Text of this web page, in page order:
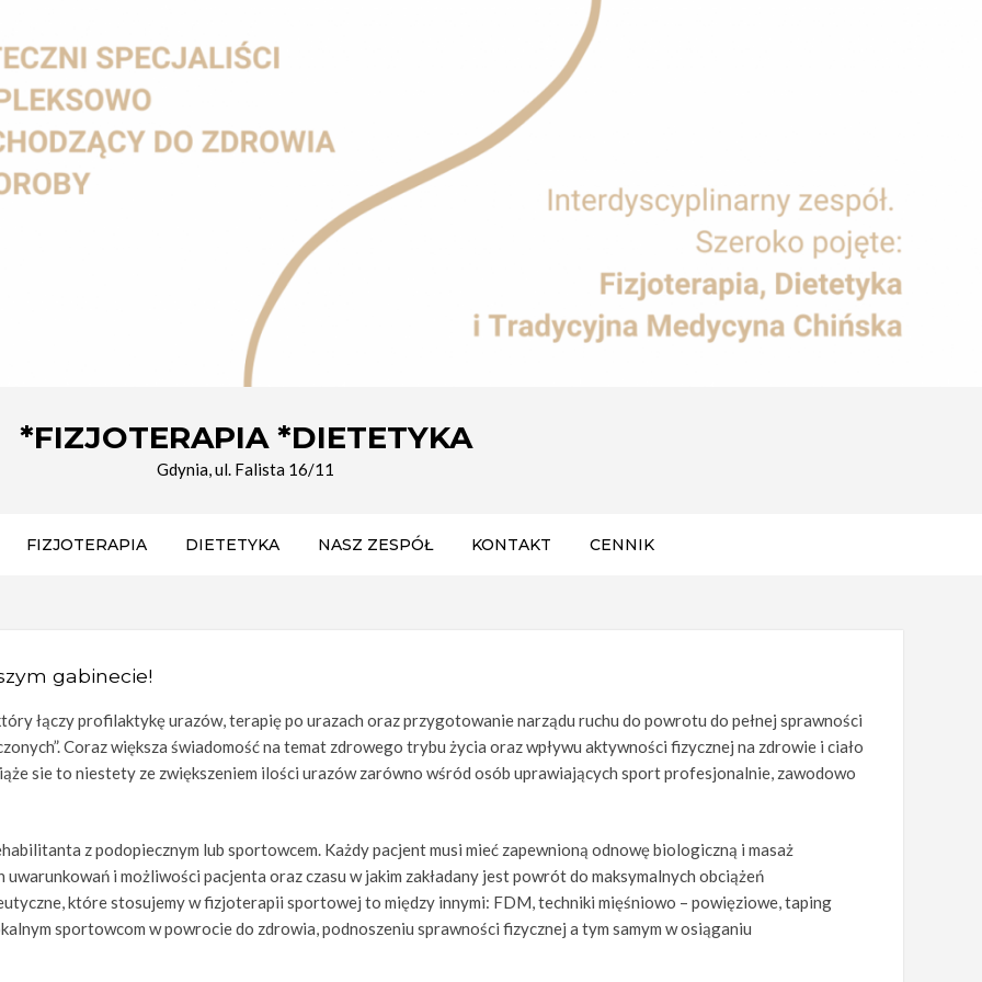
*FIZJOTERAPIA *DIETETYKA
Gdynia, ul. Falista 16/11
FIZJOTERAPIA DIETETYKA NASZ ZESPÓŁ KONTAKT CENNIK
gabinecie!
łączy profilaktykę urazów, terapię po urazach oraz przygotowanie narządu ruchu do powrotu do pełnej sprawności
Coraz większa świadomość na temat zdrowego trybu życia oraz wpływu aktywności fizycznej na zdrowie i ciało
sie to niestety ze zwiększeniem ilości urazów zarówno wśród osób uprawiających sport profesjonalnie, zawodowo
z podopiecznym lub sportowcem. Każdy pacjent musi mieć zapewnioną odnowę biologiczną i masaż
i możliwości pacjenta oraz czasu w jakim zakładany jest powrót do maksymalnych obciążeń
które stosujemy w fizjoterapii sportowej to między innymi: FDM, techniki mięśniowo – powięziowe, taping
sportowcom w powrocie do zdrowia, podnoszeniu sprawności fizycznej a tym samym w osiąganiu